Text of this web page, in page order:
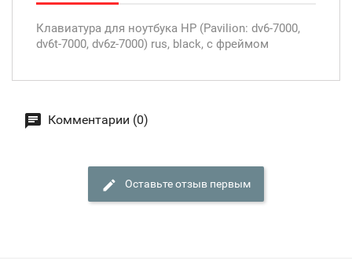
Клавиатура для ноутбука HP (Pavilion: dv6-7000,
dv6t-7000, dv6z-7000) rus, black, с фреймом
Комментарии (0)
Оставьте отзыв первым